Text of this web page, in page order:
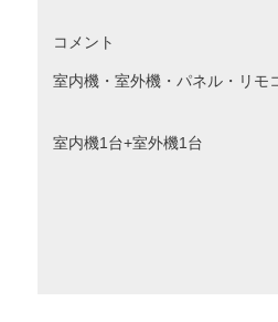
コメント
室内機・室外機・パネル・リモ
室内機1台+室外機1台